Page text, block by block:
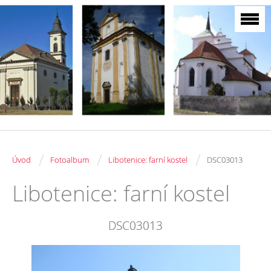
Úvod / Fotoalbum / Libotenice: farní kostel / DSC03013
Libotenice: farní kostel
DSC03013